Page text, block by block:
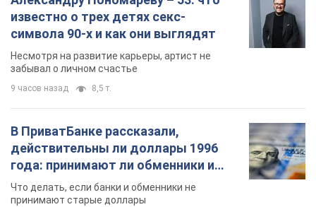
известно о трех детях секс-
символа 90-х и как они выглядят
Несмотря на развитие карьеры, артист не
забывал о личном счастье
9 часов назад 8,5 т.
В ПриватБанке рассказали,
действительны ли доллары 1996
года: принимают ли обменники и
банки такие купюры
Что делать, если банки и обменники не
принимают старые доллары